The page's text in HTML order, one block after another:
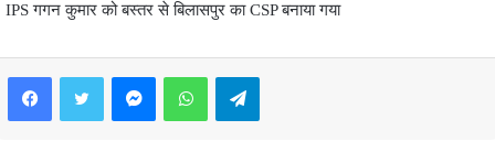
IPS गगन कुमार को बस्तर से बिलासपुर का CSP बनाया गया